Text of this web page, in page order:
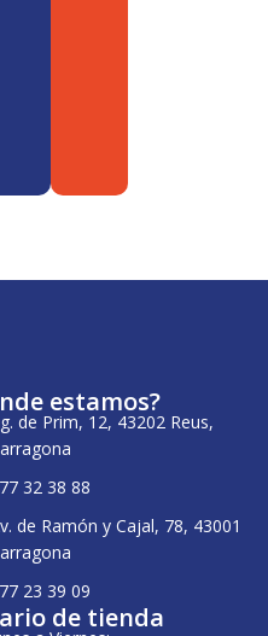
estamos?
de Prim, 12, 43202 Reus,
32 38 88
de Ramón y Cajal, 78, 43001
23 39 09
de tienda